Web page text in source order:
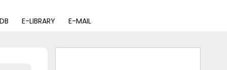
E-LIBRARY E-MAIL